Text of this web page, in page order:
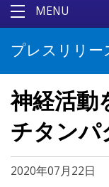
MENU
プレスリリー
神経活動
チタン
2020年07月22日